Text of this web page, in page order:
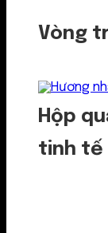
Vòng
Hộp
tinh tế